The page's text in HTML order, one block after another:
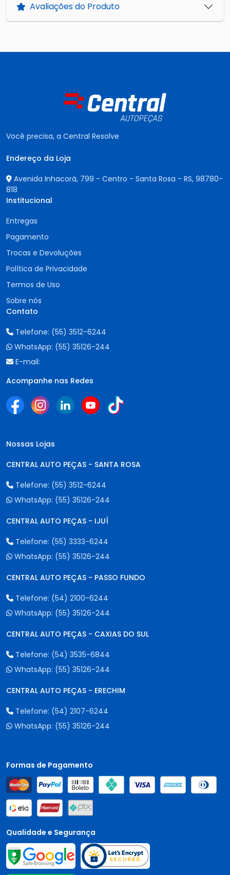
Avaliações do Produto
Você precisa, a Central Resolve
Endereço da Loja
Avenida Inhacorá, 799 - Centro - Santa Rosa - RS, 98780-
818
Institucional
Entregas
Pagamento
Trocas e Devoluções
Política de Privacidade
Termos de Uso
Sobre nós
Contato
Telefone: (55) 3512-6244
WhatsApp: (55) 35126-244
E-mail:
Acompanhe nas Redes
Nossas Lojas
CENTRAL AUTO PEÇAS - SANTA ROSA
Telefone: (55) 3512-6244
WhatsApp: (55) 35126-244
CENTRAL AUTO PEÇAS - IJUÍ
Telefone: (55) 3333-6244
WhatsApp: (55) 35126-244
CENTRAL AUTO PEÇAS - PASSO FUNDO
Telefone: (54) 2100-6244
WhatsApp: (55) 35126-244
CENTRAL AUTO PEÇAS - CAXIAS DO SUL
Telefone: (54) 3535-6844
WhatsApp: (55) 35126-244
CENTRAL AUTO PEÇAS - ERECHIM
Telefone: (54) 2107-6244
WhatsApp: (55) 35126-244
Formas de Pagamento
Qualidade e Segurança